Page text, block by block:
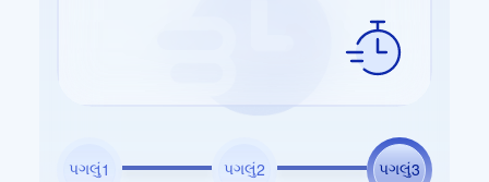
પગલું1 પગલું2 પગલું3